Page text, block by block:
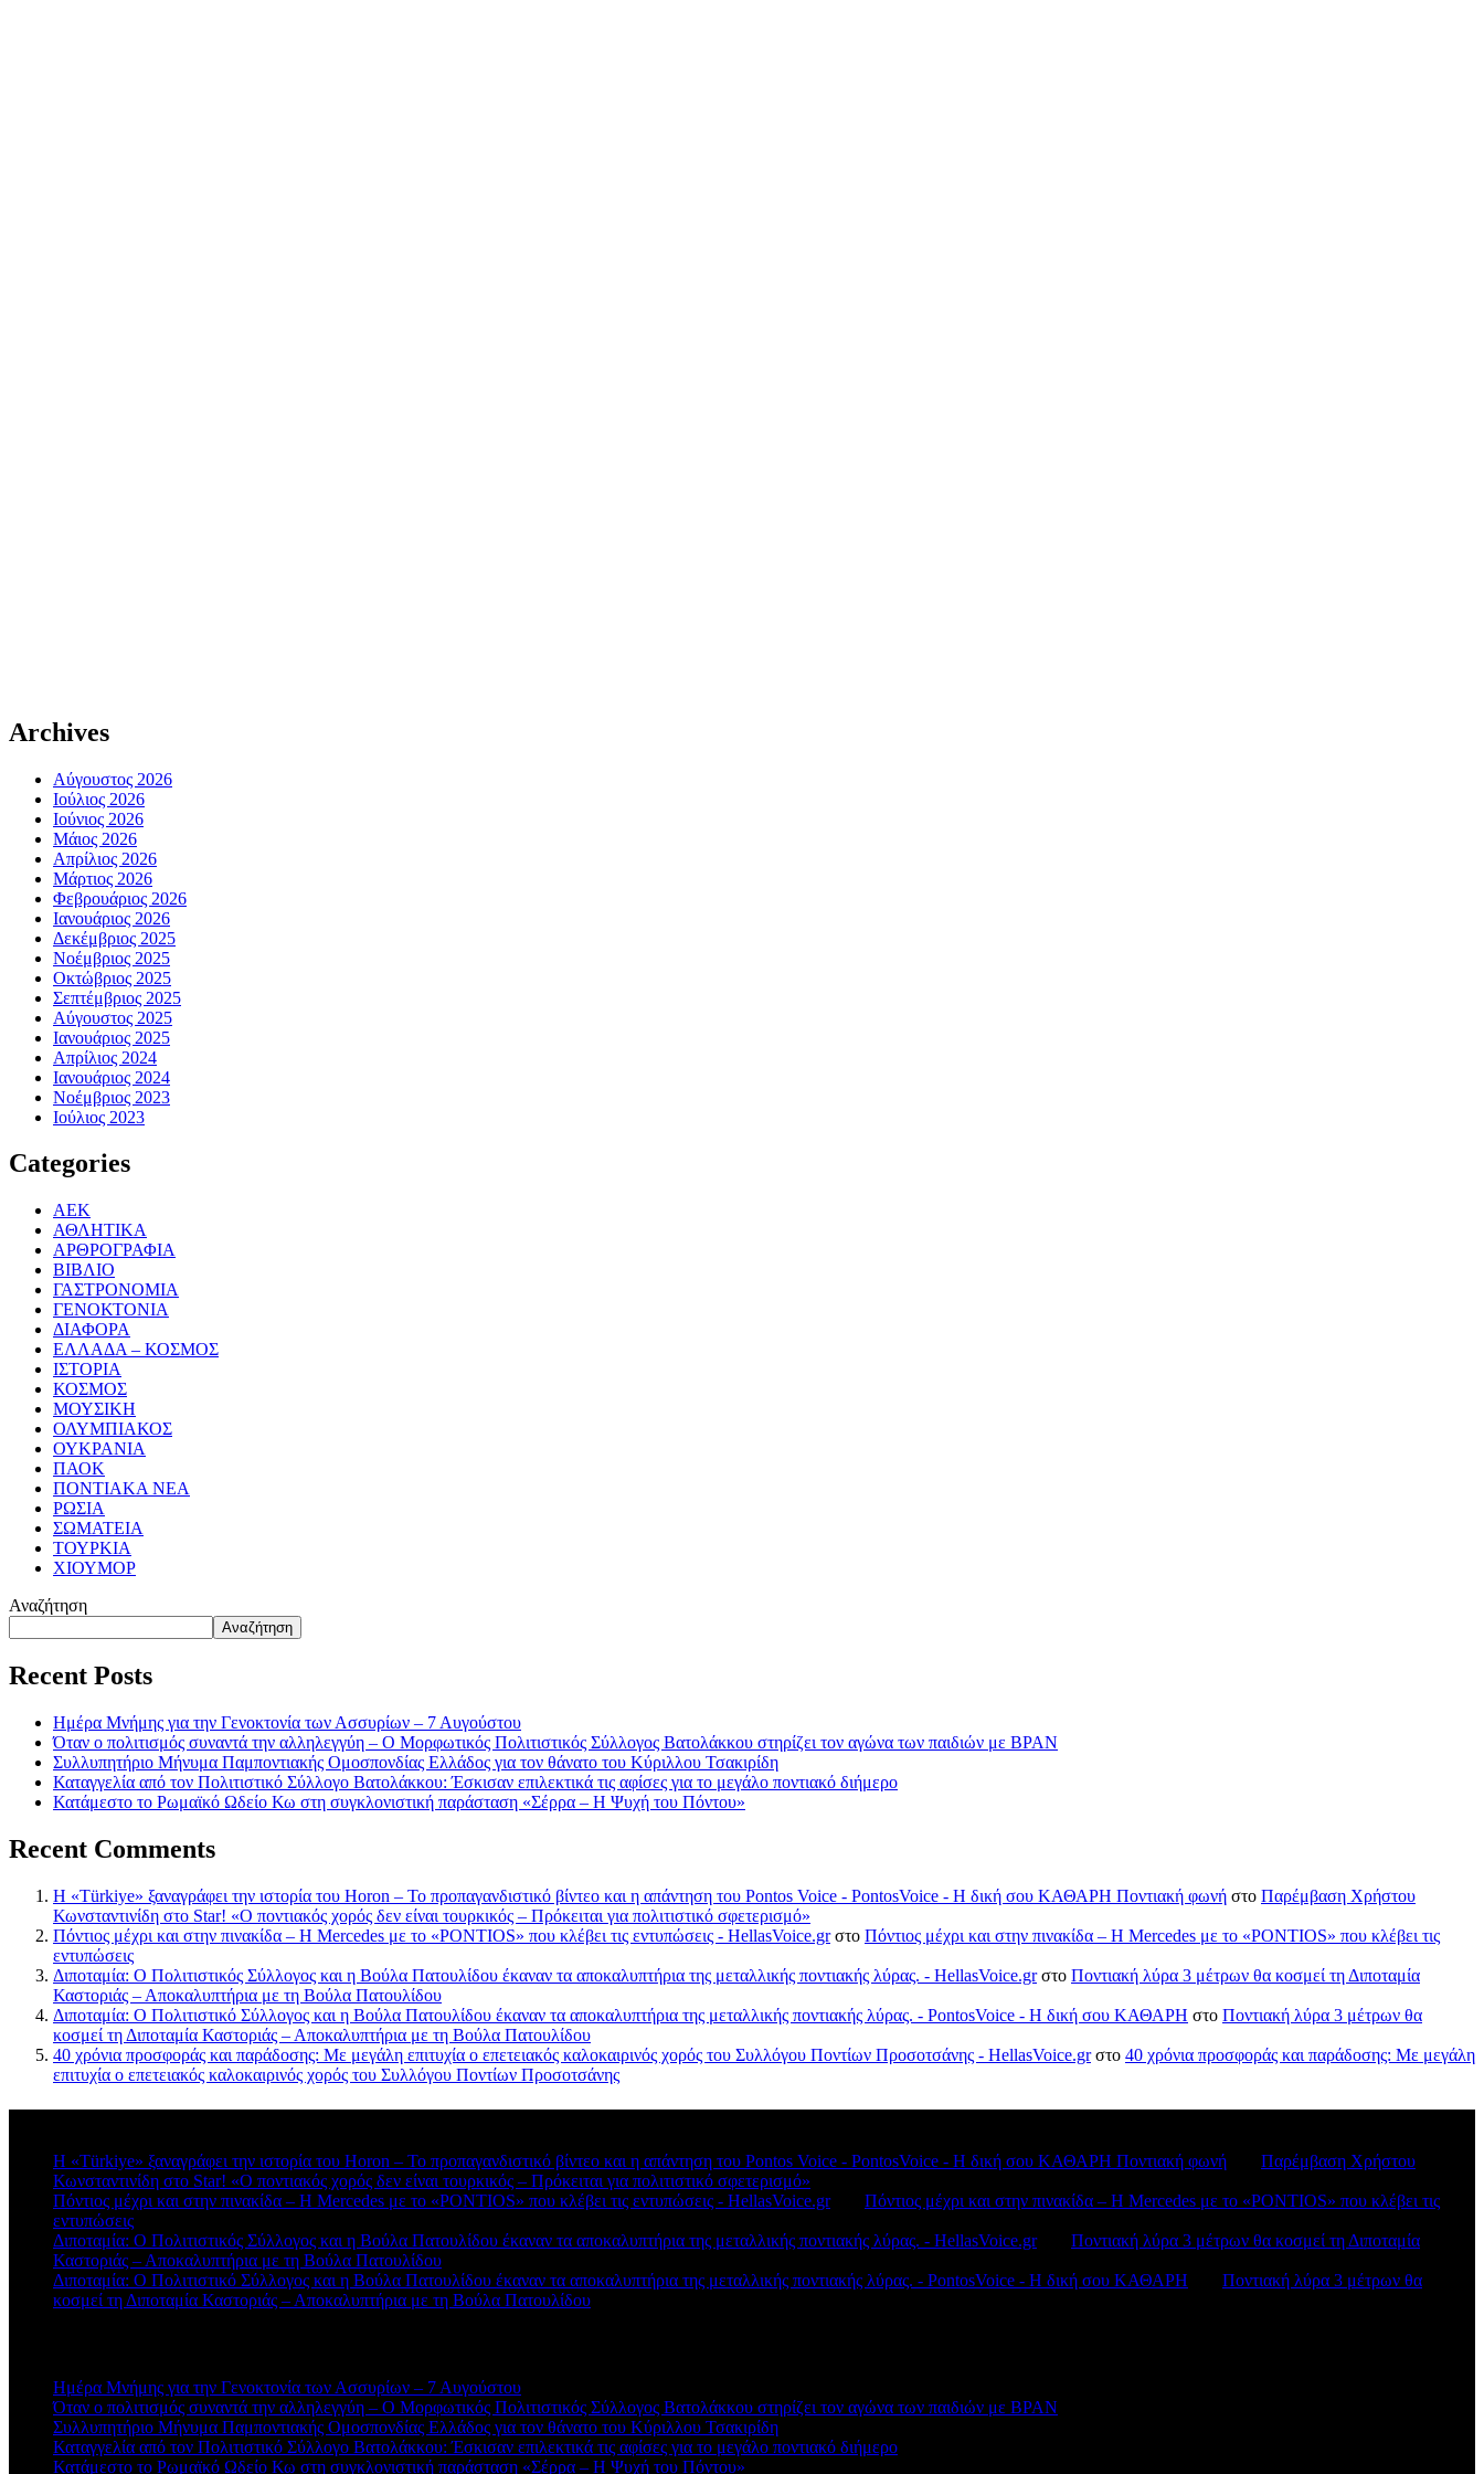
Archives
Αύγουστος 2026
Ιούλιος 2026
Ιούνιος 2026
Μάιος 2026
Απρίλιος 2026
Μάρτιος 2026
Φεβρουάριος 2026
Ιανουάριος 2026
Δεκέμβριος 2025
Νοέμβριος 2025
Οκτώβριος 2025
Σεπτέμβριος 2025
Αύγουστος 2025
Ιανουάριος 2025
Απρίλιος 2024
Ιανουάριος 2024
Νοέμβριος 2023
Ιούλιος 2023
Categories
ΑΕΚ
ΑΘΛΗΤΙΚΑ
ΑΡΘΡΟΓΡΑΦΙΑ
ΒΙΒΛΙΟ
ΓΑΣΤΡΟΝΟΜΙΑ
ΓΕΝΟΚΤΟΝΙΑ
ΔΙΑΦΟΡΑ
ΕΛΛΑΔΑ – ΚΟΣΜΟΣ
ΙΣΤΟΡΙΑ
ΚΟΣΜΟΣ
ΜΟΥΣΙΚΗ
ΟΛΥΜΠΙΑΚΟΣ
ΟΥΚΡΑΝΙΑ
ΠΑΟΚ
ΠΟΝΤΙΑΚΑ ΝΕΑ
ΡΩΣΙΑ
ΣΩΜΑΤΕΙΑ
ΤΟΥΡΚΙΑ
ΧΙΟΥΜΟΡ
Αναζήτηση
Αναζήτηση
Recent Posts
Ημέρα Μνήμης για την Γενοκτονία των Ασσυρίων – 7 Αυγούστου
Όταν ο πολιτισμός συναντά την αλληλεγγύη – Ο Μορφωτικός Πολιτιστικός Σύλλογος Βατολάκκου στηρίζει τον αγώνα των παιδιών με BPAN
Συλλυπητήριο Μήνυμα Παμποντιακής Ομοσπονδίας Ελλάδος για τον θάνατο του Κύριλλου Τσακιρίδη
Καταγγελία από τον Πολιτιστικό Σύλλογο Βατολάκκου: Έσκισαν επιλεκτικά τις αφίσες για το μεγάλο ποντιακό διήμερο
Κατάμεστο το Ρωμαϊκό Ωδείο Κω στη συγκλονιστική παράσταση «Σέρρα – Η Ψυχή του Πόντου»
Recent Comments
Η «Türkiye» ξαναγράφει την ιστορία του Horon – Το προπαγανδιστικό βίντεο και η απάντηση του Pontos Voice - PontosVoice - H δική σου ΚΑΘΑΡΗ Ποντιακή φωνή στο Παρέμβαση Χρήστου
Κωνσταντινίδη στο Star! «Ο ποντιακός χορός δεν είναι τουρκικός – Πρόκειται για πολιτιστικό σφετερισμό»
Πόντιος μέχρι και στην πινακίδα – Η Mercedes με το «PONTIOS» που κλέβει τις εντυπώσεις - HellasVoice.grστο Πόντιος μέχρι και στην πινακίδα – Η Mercedes με το «PONTIOS» που κλέβει τις
εντυπώσεις
Διποταμία: Ο Πολιτιστικός Σύλλογος και η Βούλα Πατουλίδου έκαναν τα αποκαλυπτήρια της μεταλλικής ποντιακής λύρας. - HellasVoice.grστο Ποντιακή λύρα 3 μέτρων θα κοσμεί τη Διποταμία
Καστοριάς – Αποκαλυπτήρια με τη Βούλα Πατουλίδου
Διποταμία: Ο Πολιτιστικό Σύλλογος και η Βούλα Πατουλίδου έκαναν τα αποκαλυπτήρια της μεταλλικής ποντιακής λύρας. - PontosVoice - H δική σου ΚΑΘΑΡΗ στο Ποντιακή λύρα 3 μέτρων θα
κοσμεί τη Διποταμία Καστοριάς – Αποκαλυπτήρια με τη Βούλα Πατουλίδου
40 χρόνια προσφοράς και παράδοσης: Με μεγάλη επιτυχία ο επετειακός καλοκαιρινός χορός του Συλλόγου Ποντίων Προσοτσάνης - HellasVoice.grστο 40 χρόνια προσφοράς και παράδοσης: Με μεγάλη
επιτυχία ο επετειακός καλοκαιρινός χορός του Συλλόγου Ποντίων Προσοτσάνης
Η «Türkiye» ξαναγράφει την ιστορία του Horon – Το προπαγανδιστικό βίντεο και η απάντηση του Pontos Voice - PontosVoice - H δική σου ΚΑΘΑΡΗ Ποντιακή φωνή
Παρέμβαση Χρήστου
Κωνσταντινίδη στο Star! «Ο ποντιακός χορός δεν είναι τουρκικός – Πρόκειται για πολιτιστικό σφετερισμό»
Πόντιος μέχρι και στην πινακίδα – Η Mercedes με το «PONTIOS» που κλέβει τις εντυπώσεις - HellasVoice.grστο Πόντιος μέχρι και στην πινακίδα – Η Mercedes με το «PONTIOS» που κλέβει τις
εντυπώσεις
Διποταμία: Ο Πολιτιστικός Σύλλογος και η Βούλα Πατουλίδου έκαναν τα αποκαλυπτήρια της μεταλλικής ποντιακής λύρας. - HellasVoice.grστο Ποντιακή λύρα 3 μέτρων θα κοσμεί τη Διποταμία
Καστοριάς – Αποκαλυπτήρια με τη Βούλα Πατουλίδου
Διποταμία: Ο Πολιτιστικό Σύλλογος και η Βούλα Πατουλίδου έκαναν τα αποκαλυπτήρια της μεταλλικής ποντιακής λύρας. - PontosVoice - H δική σου ΚΑΘΑΡΗ
Ποντιακή λύρα 3 μέτρων θα
κοσμεί τη Διποταμία Καστοριάς – Αποκαλυπτήρια με τη Βούλα Πατουλίδου
Ημέρα Μνήμης για την Γενοκτονία των Ασσυρίων – 7 Αυγούστου
Όταν ο πολιτισμός συναντά την αλληλεγγύη – Ο Μορφωτικός Πολιτιστικός Σύλλογος Βατολάκκου στηρίζει τον αγώνα των παιδιών με BPAN
Συλλυπητήριο Μήνυμα Παμποντιακής Ομοσπονδίας Ελλάδος για τον θάνατο του Κύριλλου Τσακιρίδη
Καταγγελία από τον Πολιτιστικό Σύλλογο Βατολάκκου: Έσκισαν επιλεκτικά τις αφίσες για το μεγάλο ποντιακό διήμερο
Κατάμεστο το Ρωμαϊκό Ωδείο Κω στη συγκλονιστική παράσταση «Σέρρα – Η Ψυχή του Πόντου»